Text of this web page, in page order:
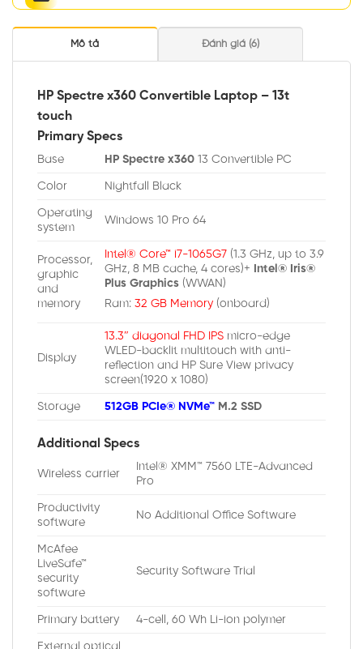
Mô tả Đánh giá (6)
HP Spectre x360 Convertible Laptop – 13t
touch
Primary Specs
Base HP Spectre x360 13 Convertible PC
Color Nightfall Black
Operating
system
Windows 10 Pro 64
Processor,
graphic
and
memory
Intel® Core™ i7-1065G7 (1.3 GHz, up to 3.9
GHz, 8 MB cache, 4 cores)+ Intel® Iris®
Plus Graphics (WWAN)
Ram:32 GB Memory (onboard)
Display
13.3″ diagonal FHD IPS micro-edge
WLED-backlit multitouch with anti-
reflection and HP Sure View privacy
screen(1920 x 1080)
Storage 512GB PCIe® NVMe™ M.2 SSD
Additional Specs
Wireless carrier
Intel® XMM™ 7560 LTE-Advanced
Pro
Productivity
software
No Additional Office Software
McAfee
LiveSafe™
security
software
Security Software Trial
Primary battery 4-cell, 60 Wh Li-ion polymer
External optical